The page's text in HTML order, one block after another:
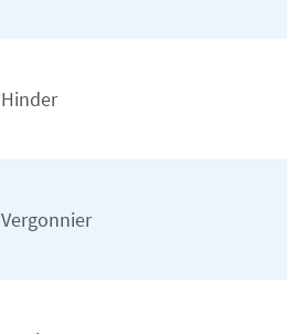
Hinder
Vergonnier